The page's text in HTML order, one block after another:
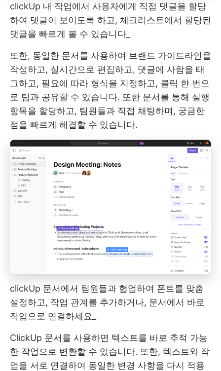
clickUp 내 작업에서 사용자에게 직접 댓글을 할당
하여 댓글이 보이도록 하고, 체크리스트에서 할당된
댓글을 빠르게 볼 수 있습니다_
또한, 동일한 문서를 사용하여 브랜드 가이드라인을
작성하고, 실시간으로 편집하고, 댓글에 사람을 태
그하고, 필요에 따라 형식을 지정하고, 클릭 한 번으
로 팀과 공유할 수 있습니다. 또한 문서를 통해 실행
항목을 할당하고, 팀원들과 직접 채팅하며, 궁금한
점을 빠르게 해결할 수 있습니다.
clickUp 문서에서 팀원들과 협업하여 폰트를 맞춤
설정하고, 작업 관계를 추가하거나, 문서에서 바로
작업으로 연결하세요_
ClickUp 문서를 사용하면 텍스트를 바로 추적 가능
한 작업으로 변환할 수 있습니다. 또한, 텍스트와 작
업을 서로 연결하여 동일한 변경 사항을 다시 적용